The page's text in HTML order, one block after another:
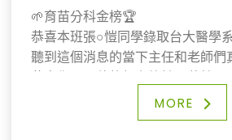
🌱育苗分科金榜🏆
恭喜本班張○愷同學錄取台大醫學
聽到這個消息的當下主任和老師們
持與累積，也一定會成為堅實的實
力💪🏻祝同學在新的里程碑，繼續
MORE